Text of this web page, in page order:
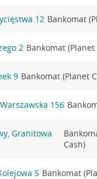
12 Bankomat
2 Bankomat (Planet
9 Bankomat (Planet
156
Granitowa
Cash)
5 Bankomat